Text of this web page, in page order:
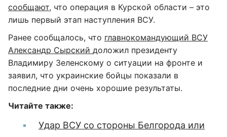
сообщают, что операция в Курской области – это
лишь первый этап наступления ВСУ.
Ранее сообщалось, что главнокомандующий ВСУ
Александр Сырский доложил президенту
Владимиру Зеленскому о ситуации на фронте и
заявил, что украинские бойцы показали в
последние дни очень хорошие результаты.
Читайте также:
Удар ВСУ со стороны Белгорода или